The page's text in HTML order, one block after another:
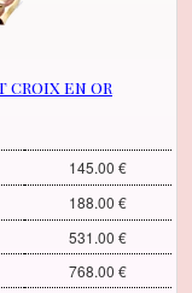
croix en or
145.00 €
188.00 €
531.00 €
768.00 €